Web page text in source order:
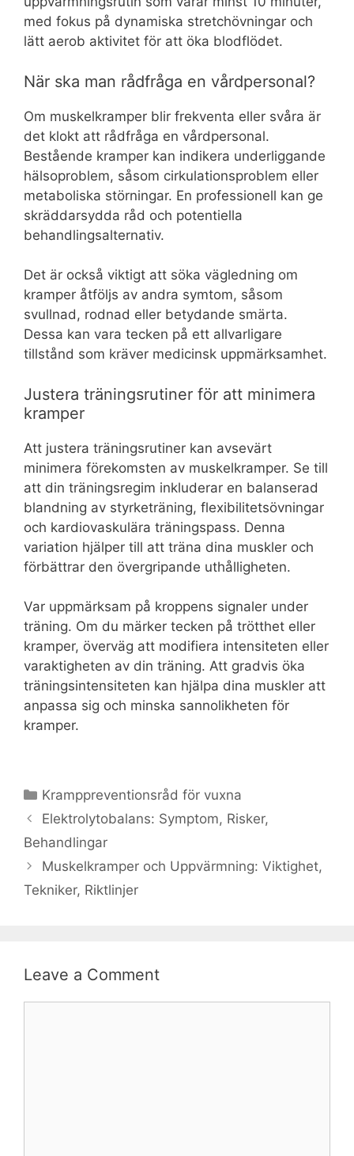
med fokus på dynamiska stretchövningar och
lätt aerob aktivitet för att öka blodflödet.
När ska man rådfråga en vårdpersonal?
Om muskelkramper blir frekventa eller svåra är
det klokt att rådfråga en vårdpersonal.
Bestående kramper kan indikera underliggande
hälsoproblem, såsom cirkulationsproblem eller
metaboliska störningar. En professionell kan ge
skräddarsydda råd och potentiella
behandlingsalternativ.
Det är också viktigt att söka vägledning om
kramper åtföljs av andra symtom, såsom
svullnad, rodnad eller betydande smärta.
Dessa kan vara tecken på ett allvarligare
tillstånd som kräver medicinsk uppmärksamhet.
Justera träningsrutiner för att minimera
kramper
Att justera träningsrutiner kan avsevärt
minimera förekomsten av muskelkramper. Se till
att din träningsregim inkluderar en balanserad
blandning av styrketräning, flexibilitetsövningar
och kardiovaskulära träningspass. Denna
variation hjälper till att träna dina muskler och
förbättrar den övergripande uthålligheten.
Var uppmärksam på kroppens signaler under
träning. Om du märker tecken på trötthet eller
kramper, överväg att modifiera intensiteten eller
varaktigheten av din träning. Att gradvis öka
träningsintensiteten kan hjälpa dina muskler att
anpassa sig och minska sannolikheten för
kramper.
Categories
Kramppreventionsråd för vuxna
Elektrolytobalans: Symptom, Risker,
Behandlingar
Muskelkramper och Uppvärmning: Viktighet,
Tekniker, Riktlinjer
Leave a Comment